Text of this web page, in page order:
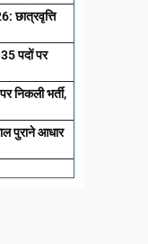
पदों पर
भर्ती,
पुराने आधार